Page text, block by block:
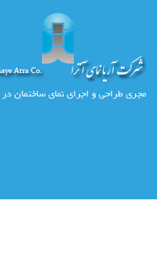
مجری طراحی و اجرای نمای ساختمان